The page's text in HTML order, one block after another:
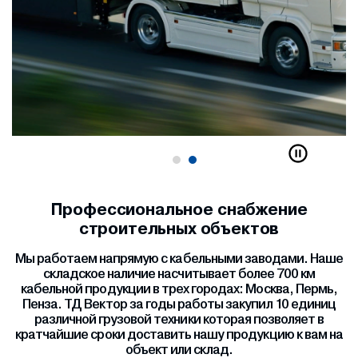
Профессиональное снабжение
строительных объектов
Мы работаем напрямую с кабельными заводами. Наше
складское наличие насчитывает более 700 км
кабельной продукции в трех городах: Москва, Пермь,
Пенза. ТД Вектор за годы работы закупил 10 единиц
различной грузовой техники которая позволяет в
кратчайшие сроки доставить нашу продукцию к вам на
объект или склад.